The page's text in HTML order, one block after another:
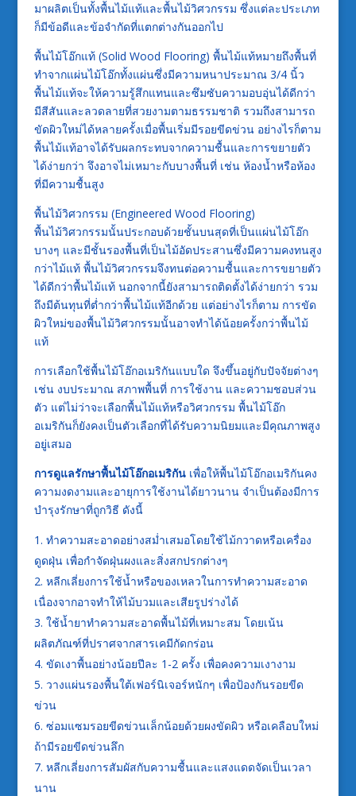
มาผลิตเป็นทั้งพื้นไม้แท้และพื้นไม้วิศวกรรม ซึ่งแต่ละประเภท
ก็มีข้อดีและข้อจำกัดที่แตกต่างกันออกไป
พื้นไม้โอ๊กแท้ (Solid Wood Flooring) พื้นไม้แท้หมายถึงพื้นที่
ทำจากแผ่นไม้โอ๊กทั้งแผ่นซึ่งมีความหนาประมาณ 3/4 นิ้ว
พื้นไม้แท้จะให้ความรู้สึกแทนและซึมซับความอบอุ่นได้ดีกว่า
มีสีสันและลวดลายที่สวยงามตามธรรมชาติ รวมถึงสามารถ
ขัดผิวใหม่ได้หลายครั้งเมื่อพื้นเริ่มมีรอยขีดข่วน อย่างไรก็ตาม
พื้นไม้แท้อาจได้รับผลกระทบจากความชื้นและการขยายตัว
ได้ง่ายกว่า จึงอาจไม่เหมาะกับบางพื้นที่ เช่น ห้องน้ำหรือห้อง
ที่มีความชื้นสูง
พื้นไม้วิศวกรรม (Engineered Wood Flooring)
พื้นไม้วิศวกรรมนั้นประกอบด้วยชั้นบนสุดที่เป็นแผ่นไม้โอ๊ก
บางๆ และมีชั้นรองพื้นที่เป็นไม้อัดประสานซึ่งมีความคงทนสูง
กว่าไม้แท้ พื้นไม้วิศวกรรมจึงทนต่อความชื้นและการขยายตัว
ได้ดีกว่าพื้นไม้แท้ นอกจากนี้ยังสามารถติดตั้งได้ง่ายกว่า รวม
ถึงมีต้นทุนที่ต่ำกว่าพื้นไม้แท้อีกด้วย แต่อย่างไรก็ตาม การขัด
ผิวใหม่ของพื้นไม้วิศวกรรมนั้นอาจทำได้น้อยครั้งกว่าพื้นไม้
แท้
การเลือกใช้พื้นไม้โอ๊กอเมริกันแบบใด จึงขึ้นอยู่กับปัจจัยต่างๆ
เช่น งบประมาณ สภาพพื้นที่ การใช้งาน และความชอบส่วน
ตัว แต่ไม่ว่าจะเลือกพื้นไม้แท้หรือวิศวกรรม พื้นไม้โอ๊ก
อเมริกันก็ยังคงเป็นตัวเลือกที่ได้รับความนิยมและมีคุณภาพสูง
อยู่เสมอ
การดูแลรักษาพื้นไม้โอ๊กอเมริกันเพื่อให้พื้นไม้โอ๊กอเมริกันคง
ความงดงามและอายุการใช้งานได้ยาวนาน จำเป็นต้องมีการ
บำรุงรักษาที่ถูกวิธี ดังนี้
ทำความสะอาดอย่างสม่ำเสมอโดยใช้ไม้กวาดหรือเครื่อง
ดูดฝุ่น เพื่อกำจัดฝุ่นผงและสิ่งสกปรกต่างๆ
หลีกเลี่ยงการใช้น้ำหรือของเหลวในการทำความสะอาด
เนื่องจากอาจทำให้ไม้บวมและเสียรูปร่างได้
ใช้น้ำยาทำความสะอาดพื้นไม้ที่เหมาะสม โดยเน้น
ผลิตภัณฑ์ที่ปราศจากสารเคมีกัดกร่อน
ขัดเงาพื้นอย่างน้อยปีละ 1-2 ครั้ง เพื่อคงความเงางาม
วางแผ่นรองพื้นใต้เฟอร์นิเจอร์หนักๆ เพื่อป้องกันรอยขีด
ข่วน
ซ่อมแซมรอยขีดข่วนเล็กน้อยด้วยผงขัดผิว หรือเคลือบใหม่
ถ้ามีรอยขีดข่วนลึก
หลีกเลี่ยงการสัมผัสกับความชื้นและแสงแดดจัดเป็นเวลา
นาน